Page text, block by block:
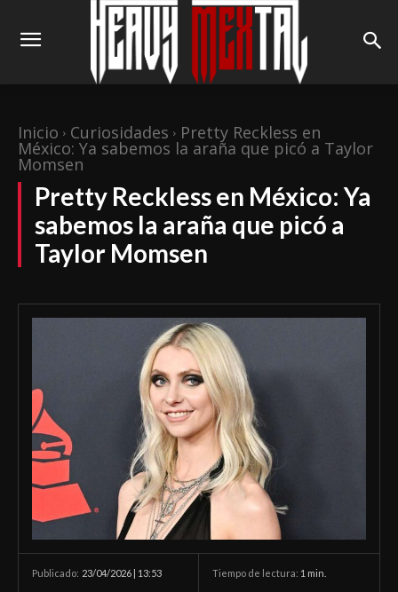
Inicio Curiosidades Pretty Reckless en
México: Ya sabemos la araña que picó a Taylor
Momsen
Pretty Reckless en México: Ya
sabemos la araña que picó a
Taylor Momsen
Publicado: 23/04/2026 | 13:53 Tiempo de lectura: 1 min.